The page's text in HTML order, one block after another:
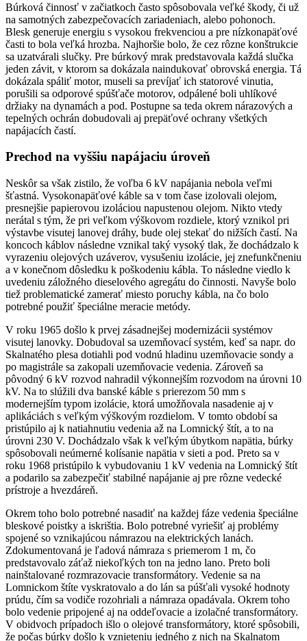
Búrková činnosť v začiatkoch často spôsobovala veľké škody, či už
na samotných zabezpečovacích zariadeniach, alebo pohonoch.
Blesk generuje energiu s vysokou frekvenciou a pre nízkonapäťové
časti to bola veľká hrozba. Najhoršie bolo, že cez rôzne konštrukcie
sa uzatvárali slučky. Pre búrkový mrak predstavovala každá slučka
jeden závit, v ktorom sa dokázala naindukovať obrovská energia. Tá
dokázala spáliť motor, museli sa prevíjať ich statorové vinutia,
porušili sa odporové spúšťače motorov, odpálené boli uhlíkové
držiaky na dynamách a pod. Postupne sa teda okrem nárazových a
tepelných ochrán dobudovali aj prepäťové ochrany všetkých
napájacích častí.
Prechod na vyššiu napájaciu úroveň
Neskôr sa však zistilo, že voľba 6 kV napájania nebola veľmi
šťastná. Vysokonapäťové káble sa v tom čase izolovali olejom,
presnejšie papierovou izoláciou napustenou olejom. Nikto vtedy
nerátal s tým, že pri veľkom výškovom rozdiele, ktorý vznikol pri
výstavbe visutej lanovej dráhy, bude olej stekať do nižších častí. Na
koncoch káblov následne vznikal taký vysoký tlak, že dochádzalo k
vyrazeniu olejových uzáverov, vysušeniu izolácie, jej znefunkčneniu
a v konečnom dôsledku k poškodeniu kábla. To následne viedlo k
uvedeniu záložného dieselového agregátu do činnosti. Navyše bolo
tiež problematické zamerať miesto poruchy kábla, na čo bolo
potrebné použiť špeciálne meracie metódy.
V roku 1965 došlo k prvej zásadnejšej modernizácii systémov
visutej lanovky. Dobudoval sa uzemňovací systém, keď sa napr. do
Skalnatého plesa dotiahli pod vodnú hladinu uzemňovacie sondy a
po magistrále sa zakopali uzemňovacie vedenia. Zároveň sa
pôvodný 6 kV rozvod nahradil výkonnejším rozvodom na úrovni 10
kV. Na to slúžili dva banské káble s prierezom 50 mm s
modernejším typom izolácie, ktorá umožňovala nasadenie aj v
aplikáciách s veľkým výškovým rozdielom. V tomto období sa
pristúpilo aj k natiahnutiu vedenia až na Lomnický štít, a to na
úrovni 230 V. Dochádzalo však k veľkým úbytkom napätia, búrky
spôsobovali neúmerné kolísanie napätia v sieti a pod. Preto sa v
roku 1968 pristúpilo k vybudovaniu 1 kV vedenia na Lomnický štít
a podarilo sa zabezpečiť stabilné napájanie aj pre rôzne vedecké
prístroje a hvezdáreň.
Okrem toho bolo potrebné nasadiť na každej fáze vedenia špeciálne
bleskové poistky a iskrištia. Bolo potrebné vyriešiť aj problémy
spojené so vznikajúcou námrazou na elektrických lanách.
Zdokumentovaná je ľadová námraza s priemerom 1 m, čo
predstavovalo záťaž niekoľkých ton na jedno lano. Preto boli
nainštalované rozmrazovacie transformátory. Vedenie sa na
Lomnickom štíte vyskratovalo a do lán sa púšťali vysoké hodnoty
prúdu, čím sa vodiče rozohriali a námraza opadávala. Okrem toho
bolo vedenie pripojené aj na oddeľovacie a izolačné transformátory.
V obidvoch prípadoch išlo o olejové transformátory, ktoré spôsobili,
že počas búrky došlo k vznieteniu jedného z nich na Skalnatom